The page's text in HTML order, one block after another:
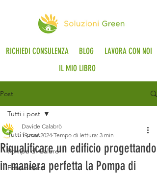
RICHIEDI CONSULENZA BLOG
LAVORA CON NOI
IL MIO LIBRO
Post
Tutti i post
Pompa di Calore
Fotovoltaico
Tutti i post
Riqualificare un edificio progettando
in maniera perfetta la Pompa di
Davide Calabrò
19 mar 2024 Tempo di lettura: 3 min